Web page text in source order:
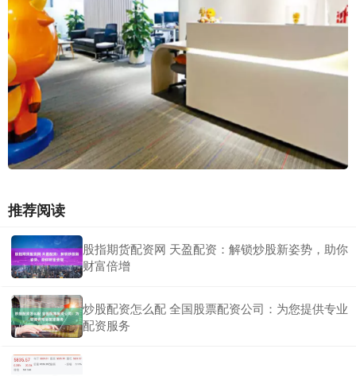
推荐阅读
股指期货配资网 天盈配资：解锁炒股新姿势，助你
财富倍增
炒股配资怎么配 全国股票配资公司：为您提供专业
配资服务